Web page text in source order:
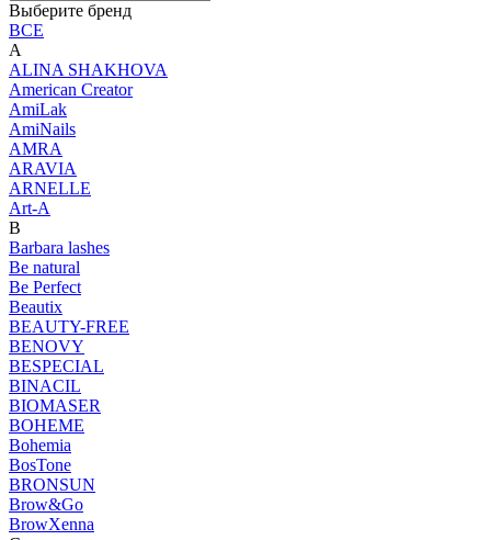
Выберите бренд
ВСЕ
A
ALINA SHAKHOVA
American Creator
AmiLak
AmiNails
AMRA
ARAVIA
ARNELLE
Art-A
B
Barbara lashes
Be natural
Be Perfect
Beautix
BEAUTY-FREE
BENOVY
BESPECIAL
BINACIL
BIOMASER
BOHEME
Bohemia
BosTone
BRONSUN
Brow&Go
BrowXenna